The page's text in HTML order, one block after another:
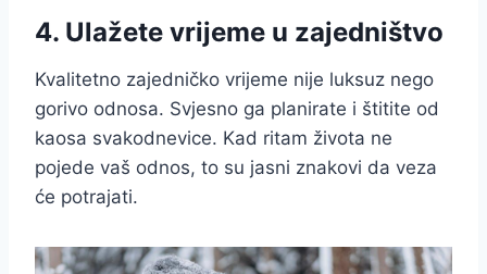
4. Ulažete vrijeme u zajedništvo
Kvalitetno zajedničko vrijeme nije luksuz nego
gorivo odnosa. Svjesno ga planirate i štitite od
kaosa svakodnevice. Kad ritam života ne
pojede vaš odnos, to su jasni znakovi da veza
će potrajati.